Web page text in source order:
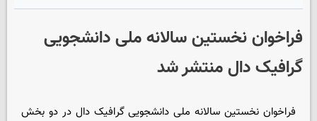
فراخوان نخستین سالانه ملی دانشجویی
گرافیک دال منتشر شد
فراخوان نخستین سالانه ملی دانشجویی گرافیک دال در دو بخش